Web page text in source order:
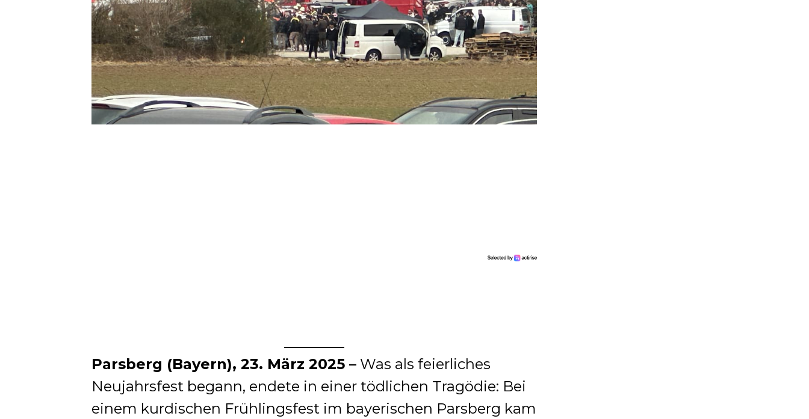
Parsberg (Bayern), 23. März 2025 – Was als feierliches
Neujahrsfest begann, endete in einer tödlichen Tragödie: Bei
einem kurdischen Frühlingsfest im bayerischen Parsberg kam